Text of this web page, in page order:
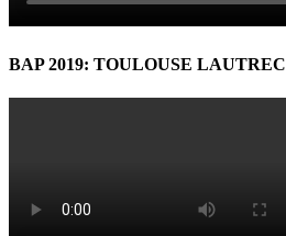
BAP 2019: TOULOUSE LAUTREC